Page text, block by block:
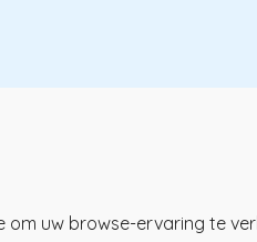
om uw browse-ervaring te